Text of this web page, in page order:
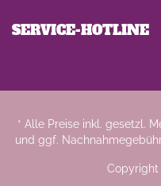
SERVICE-HOTLINE
* Alle Preise inkl. gesetzl.
und ggf.
Copyright